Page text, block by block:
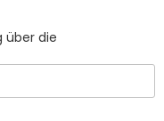
über die